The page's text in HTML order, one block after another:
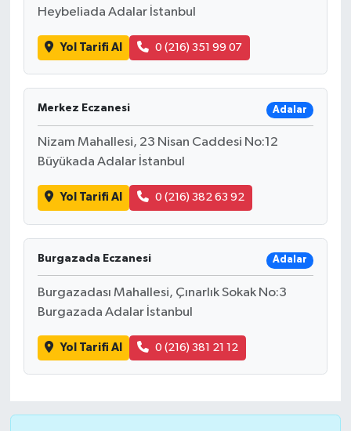
Heybeliada Adalar İstanbul
Yol Tarifi Al 0 (216) 351 99 07
Merkez Eczanesi Adalar
Nizam Mahallesi, 23 Nisan Caddesi No:12
Büyükada Adalar İstanbul
Yol Tarifi Al 0 (216) 382 63 92
Burgazada Eczanesi Adalar
Burgazadası Mahallesi, Çınarlık Sokak No:3
Burgazada Adalar İstanbul
Yol Tarifi Al 0 (216) 381 21 12
SAĞLIK
ŞİRKET HABERLERİ
SİYASET
SPOR
TEKNOLOJİ
YAŞAM
YEREL
AFYON